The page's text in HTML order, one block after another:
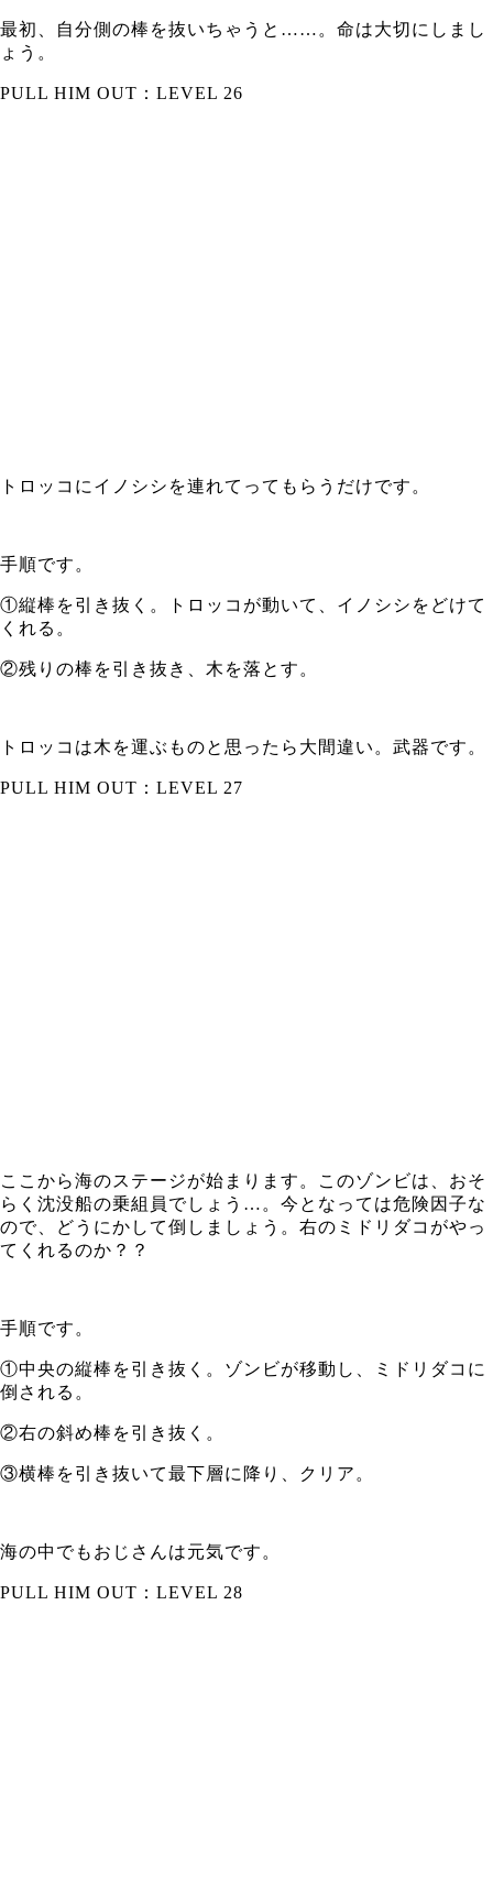
最初、自分側の棒を抜いちゃうと……。命は大切にしまし
ょう。
PULL HIM OUT：LEVEL 26
トロッコにイノシシを連れてってもらうだけです。
手順です。
①縦棒を引き抜く。トロッコが動いて、イノシシをどけて
くれる。
②残りの棒を引き抜き、木を落とす。
トロッコは木を運ぶものと思ったら大間違い。武器です。
PULL HIM OUT：LEVEL 27
ここから海のステージが始まります。このゾンビは、おそ
らく沈没船の乗組員でしょう…。今となっては危険因子な
ので、どうにかして倒しましょう。右のミドリダコがやっ
てくれるのか？？
手順です。
①中央の縦棒を引き抜く。ゾンビが移動し、ミドリダコに
倒される。
②右の斜め棒を引き抜く。
③横棒を引き抜いて最下層に降り、クリア。
海の中でもおじさんは元気です。
PULL HIM OUT：LEVEL 28